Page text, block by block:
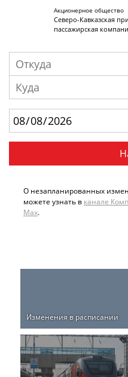
Акционерное общество
Северо-Кавказская
пассажирская
Единый номер вызова
112
О незапланированных
можете узнать в канале
Max.
Изменения в расписании